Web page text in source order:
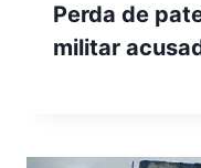
Perda de
militar